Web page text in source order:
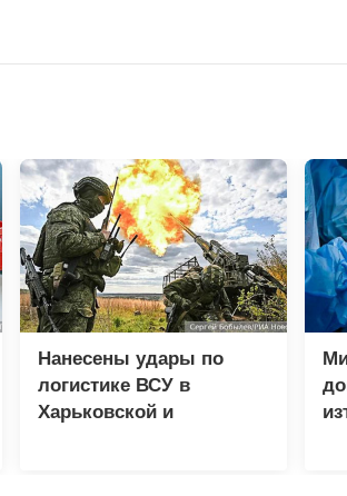
Нанесены удары по
логистике ВСУ в
Харьковской и